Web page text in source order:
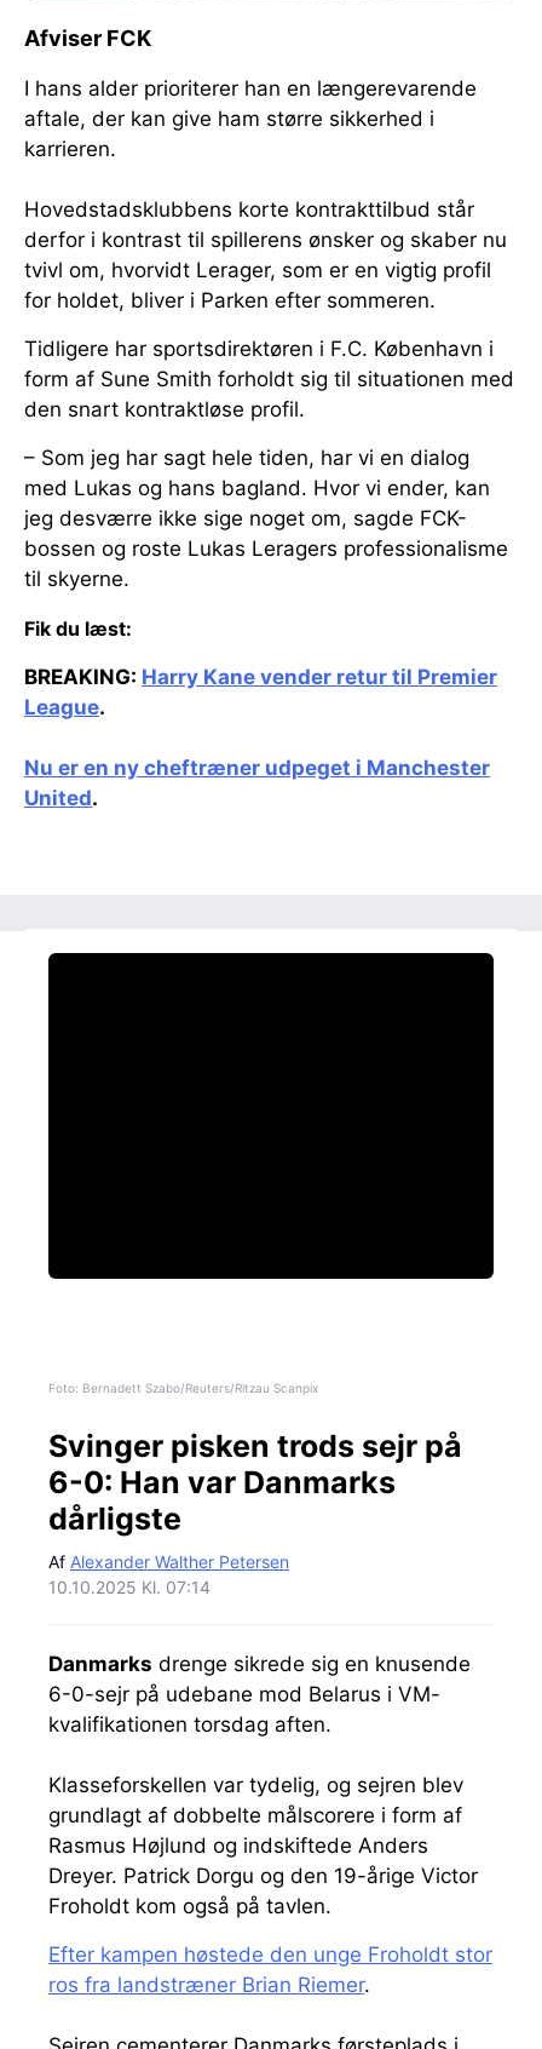
Afviser FCK
I hans alder prioriterer han en længerevarende
aftale, der kan give ham større sikkerhed i
karrieren.
Hovedstadsklubbens korte kontrakttilbud står
derfor i kontrast til spillerens ønsker og skaber nu
tvivl om, hvorvidt Lerager, som er en vigtig profil
for holdet, bliver i Parken efter sommeren.
Tidligere har sportsdirektøren i F.C. København i
form af Sune Smith forholdt sig til situationen med
den snart kontraktløse profil.
– Som jeg har sagt hele tiden, har vi en dialog
med Lukas og hans bagland. Hvor vi ender, kan
jeg desværre ikke sige noget om, sagde FCK-
bossen og roste Lukas Leragers professionalisme
til skyerne.
Fik du læst:
BREAKING: Harry Kane vender retur til Premier
League.
Nu er en ny cheftræner udpeget i Manchester
United.
Foto: Bernadett Szabo/Reuters/Ritzau Scanpix
Svinger pisken trods sejr på
6-0: Han var Danmarks
dårligste
Af Alexander Walther Petersen
10.10.2025 Kl. 07:14
Danmarks drenge sikrede sig en knusende
6-0-sejr på udebane mod Belarus i VM-
kvalifikationen torsdag aften.
Klasseforskellen var tydelig, og sejren blev
grundlagt af dobbelte målscorere i form af
Rasmus Højlund og indskiftede Anders
Dreyer. Patrick Dorgu og den 19-årige Victor
Froholdt kom også på tavlen.
Efter kampen høstede den unge Froholdt stor
ros fra landstræner Brian Riemer.